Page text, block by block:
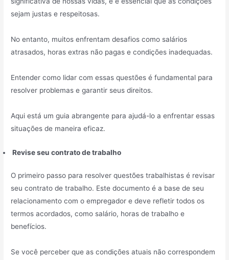
sejam justas e respeitosas.
No entanto, muitos enfrentam desafios como salários
atrasados, horas extras não pagas e condições inadequadas.
Entender como lidar com essas questões é fundamental para
resolver problemas e garantir seus direitos.
Aqui está um guia abrangente para ajudá-lo a enfrentar essas
situações de maneira eficaz.
Revise seu contrato de trabalho
O primeiro passo para resolver questões trabalhistas é revisar
seu contrato de trabalho. Este documento é a base de seu
relacionamento com o empregador e deve refletir todos os
termos acordados, como salário, horas de trabalho e
benefícios.
Se você perceber que as condições atuais não correspondem